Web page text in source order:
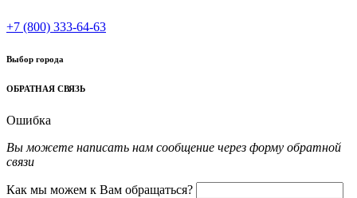
+7 (800) 333-64-63
Выбор города
ОБРАТНАЯ СВЯЗЬ
Ошибка
Вы можете написать нам сообщение через форму обратной
связи
Как мы можем к Вам обращаться?